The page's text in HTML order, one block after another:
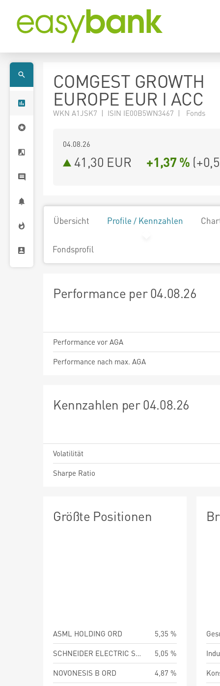
COMGEST GROWTH
EUROPE EUR I ACC
WKN A1JSK7 | ISIN IE00B5WN3467 | Fonds
04.08.26
41,30 EUR +1,37 % (
Übersicht Profile / Kennzahlen
Fondsprofil
Performance per 04.08.26
Performance vor AGA
Performance nach max. AGA
Kennzahlen per 04.08.26
Volatilität
Sharpe Ratio
Größte Positionen
ASML HOLDING ORD
5,35 %
SCHNEIDER ELECTRIC SE ORD
5,05 %
NOVONESIS B ORD
4,87 %